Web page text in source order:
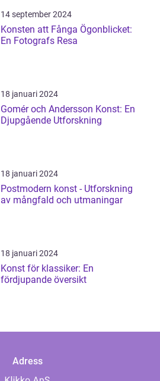
14 september 2024
Konsten att Fånga Ögonblicket:
En Fotografs Resa
18 januari 2024
Gomér och Andersson Konst: En
Djupgående Utforskning
18 januari 2024
Postmodern konst - Utforskning
av mångfald och utmaningar
18 januari 2024
Konst för klassiker: En
fördjupande översikt
Adress